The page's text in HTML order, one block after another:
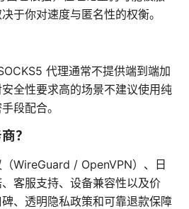
于你对速度与匿名性的权衡。
代理通常不提供端到端加
全性要求高的场景不建议使用纯
段配合。
？
WireGuard / OpenVPN）、日
客服支持、设备兼容性以及价
、透明隐私政策和可靠退款保障